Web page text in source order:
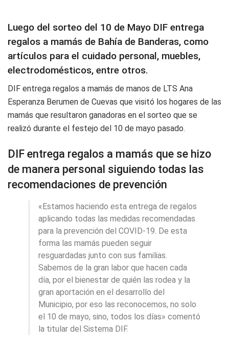
Luego del sorteo del 10 de Mayo DIF entrega
regalos a mamás de Bahía de Banderas, como
artículos para el cuidado personal, muebles,
electrodomésticos, entre otros.
DIF entrega regalos a mamás de manos de LTS Ana
Esperanza Berumen de Cuevas que visitó los hogares de las
mamás que resultaron ganadoras en el sorteo que se
realizó durante el festejo del 10 de mayo pasado.
DIF entrega regalos a mamás que se hizo
de manera personal siguiendo todas las
recomendaciones de prevención
«Estamos haciendo esta entrega de regalos
aplicando todas las medidas recomendadas
para la prevención del COVID-19. De esta
forma las mamás pueden seguir
resguardadas junto con sus familias.
Sabemos de la gran labor que hacen cada
día, por el bienestar de quién las rodea y la
gran aportación en el desarrollo del
Municipio, por eso las reconocemos, no solo
el 10 de mayo, sino, todos los días» comentó
la titular del Sistema DIF.